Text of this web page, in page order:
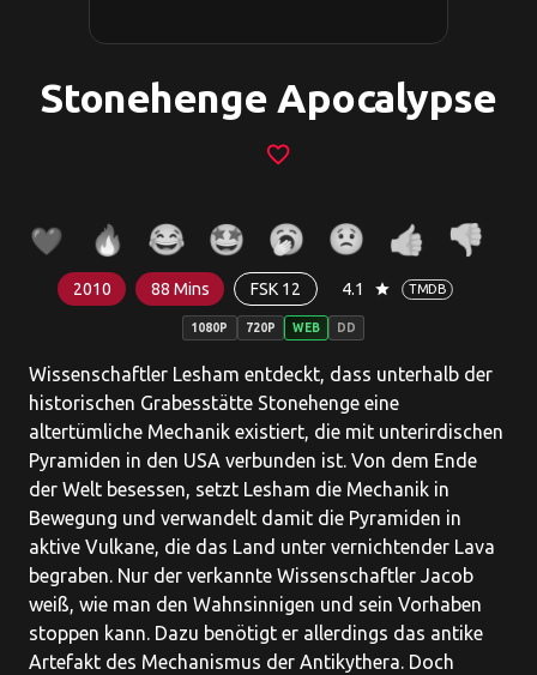
Stonehenge Apocalypse
favorite_border
2010 88 Mins FSK 12 4.1 star TMDB
1080P 720P WEB DD
Wissenschaftler Lesham entdeckt, dass unterhalb der
historischen Grabesstätte Stonehenge eine
altertümliche Mechanik existiert, die mit unterirdischen
Pyramiden in den USA verbunden ist. Von dem Ende
der Welt besessen, setzt Lesham die Mechanik in
Bewegung und verwandelt damit die Pyramiden in
aktive Vulkane, die das Land unter vernichtender Lava
begraben. Nur der verkannte Wissenschaftler Jacob
weiß, wie man den Wahnsinnigen und sein Vorhaben
stoppen kann. Dazu benötigt er allerdings das antike
Artefakt des Mechanismus der Antikythera. Doch